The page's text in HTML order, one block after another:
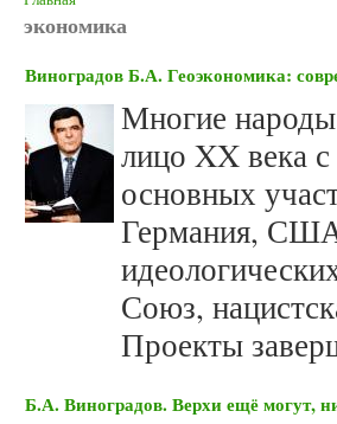
экономика
Виноградов Б.А. Геоэкономика:
Многие народы
лицо XX века
основных
Германия,
Союз,
Проекты
Б.А. Виноградов. Верхи ещё могут,